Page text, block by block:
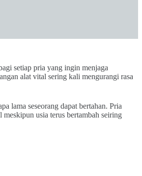
setiap pria yang ingin menjaga
alat vital sering kali mengurangi rasa
lama seseorang dapat bertahan. Pria
usia terus bertambah seiring